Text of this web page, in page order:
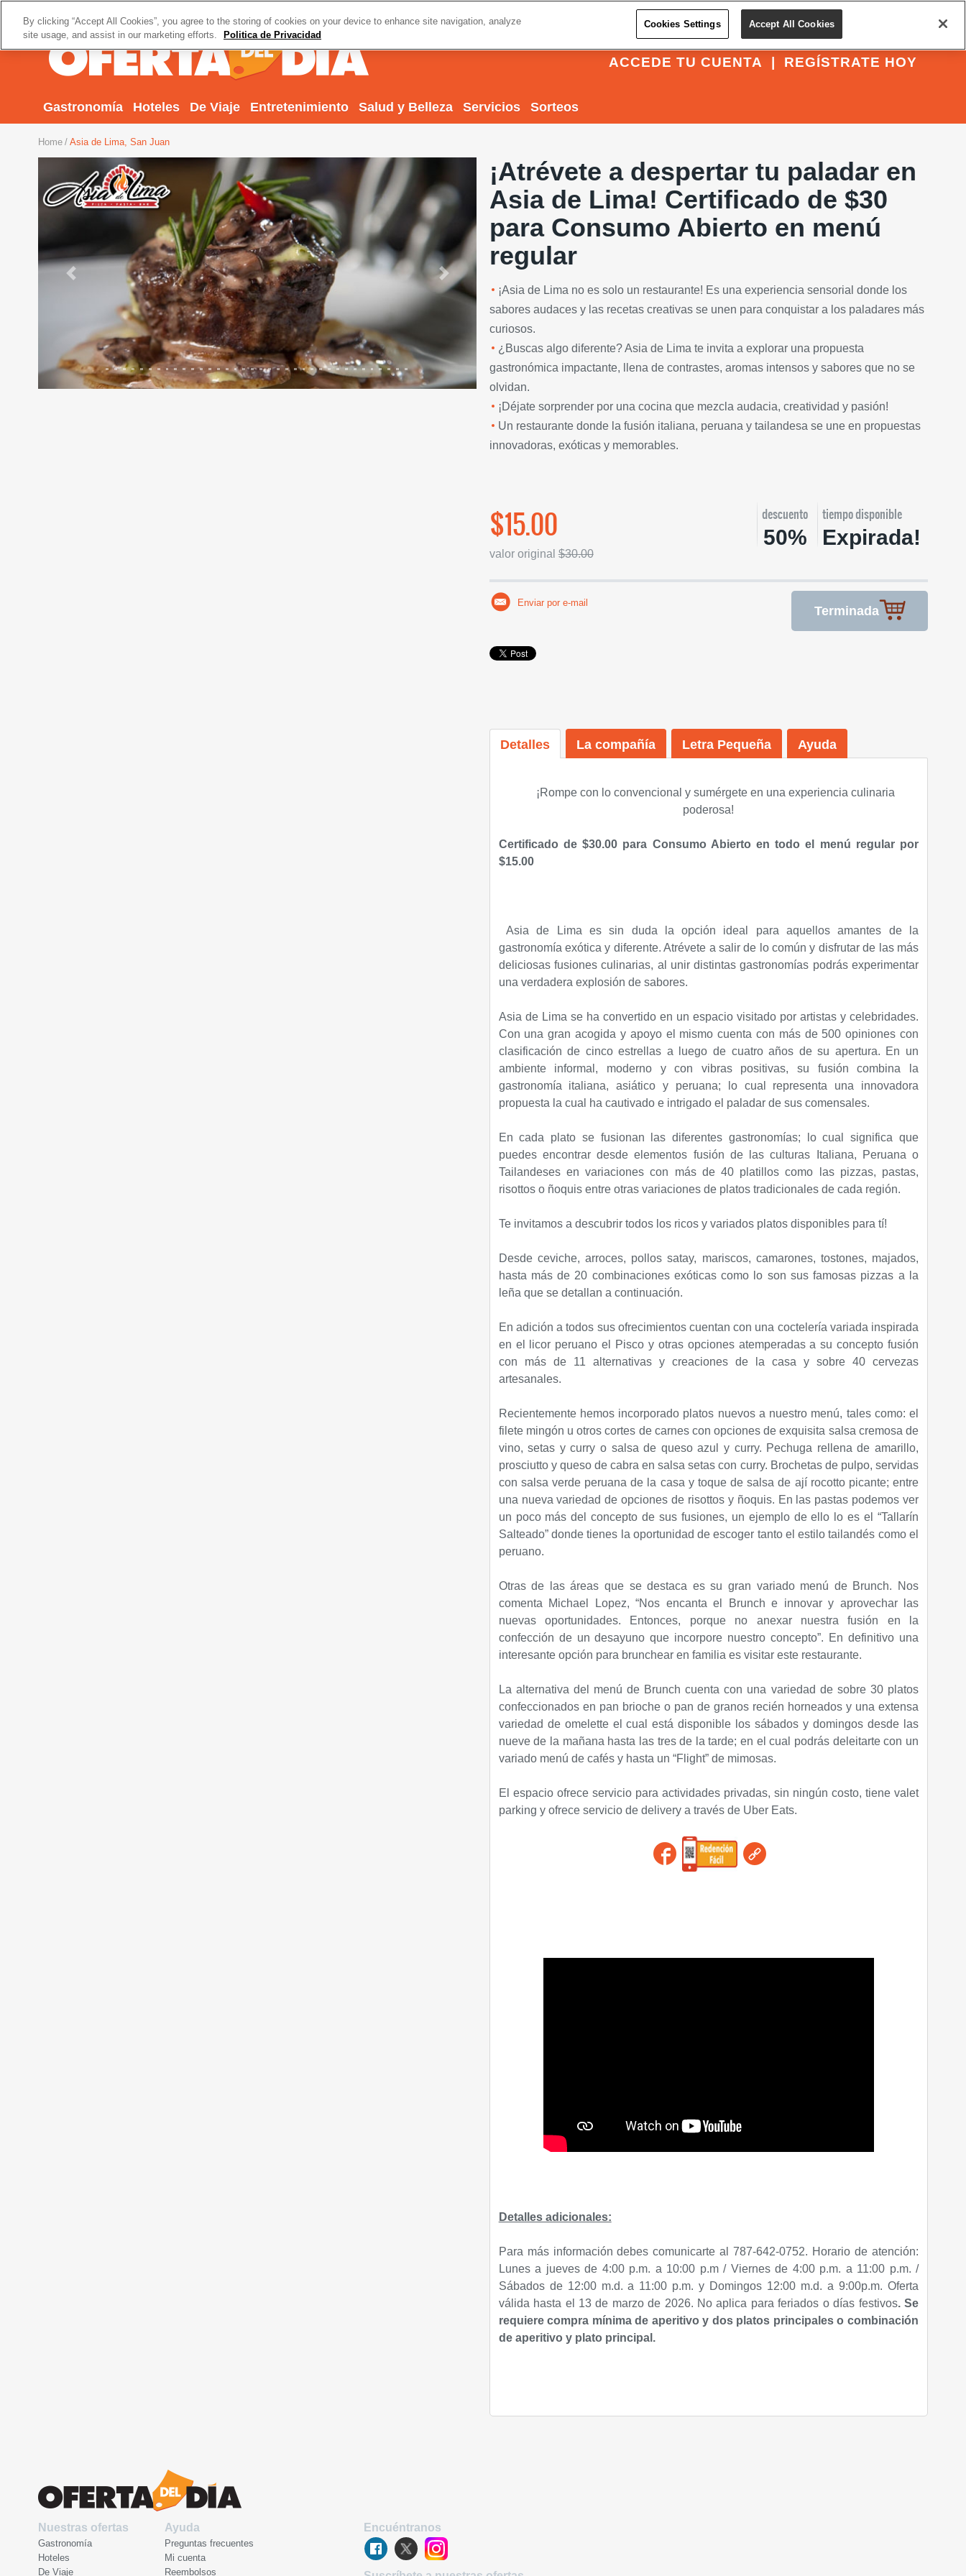
REGÍSTRATE HOY
ACCEDE TU CUENTA
Gastronomía Hoteles De Viaje Entretenimiento Salud y Belleza Servicios Sorteos
Home Asia de Lima, San Juan
Previous Next
¡Atrévete a despertar tu paladar en
Asia de Lima! Certificado de $30
para Consumo Abierto en menú
regular
¡Asia de Lima no es solo un restaurante! Es una experiencia sensorial donde los
sabores audaces y las recetas creativas se unen para conquistar a los paladares más
curiosos.
¿Buscas algo diferente? Asia de Lima te invita a explorar una propuesta
gastronómica impactante, llena de contrastes, aromas intensos y sabores que no se
olvidan.
¡Déjate sorprender por una cocina que mezcla audacia, creatividad y pasión!
Un restaurante donde la fusión italiana, peruana y tailandesa se une en propuestas
innovadoras, exóticas y memorables.
$15.00
valor original$30.00
descuento
50%
tiempo disponible
Expirada!
Terminada
Enviar por e-mail
Detalles La compañía Letra Pequeña Ayuda
¡Rompe con lo convencional y sumérgete en una experiencia culinaria
poderosa!
Certificado de $30.00 para Consumo Abierto en todo el menú regular por
$15.00
Asia de Lima es sin duda la opción ideal para aquellos amantes de la
gastronomía exótica y diferente. Atrévete a salir de lo común y disfrutar de las más
deliciosas fusiones culinarias, al unir distintas gastronomías podrás experimentar
una verdadera explosión de sabores.
Asia de Lima se ha convertido en un espacio visitado por artistas y celebridades.
Con una gran acogida y apoyo el mismo cuenta con más de 500 opiniones con
clasificación de cinco estrellas a luego de cuatro años de su apertura. En un
ambiente informal, moderno y con vibras positivas, su fusión combina la
gastronomía italiana, asiático y peruana; lo cual representa una innovadora
propuesta la cual ha cautivado e intrigado el paladar de sus comensales.
En cada plato se fusionan las diferentes gastronomías; lo cual significa que
puedes encontrar desde elementos fusión de las culturas Italiana, Peruana o
Tailandeses en variaciones con más de 40 platillos como las pizzas, pastas,
risottos o ñoquis entre otras variaciones de platos tradicionales de cada región.
Te invitamos a descubrir todos los ricos y variados platos disponibles para tí!
Desde ceviche, arroces, pollos satay, mariscos, camarones, tostones, majados,
hasta más de 20 combinaciones exóticas como lo son sus famosas pizzas a la
leña que se detallan a continuación.
En adición a todos sus ofrecimientos cuentan con una coctelería variada inspirada
en el licor peruano el Pisco y otras opciones atemperadas a su concepto fusión
con más de 11 alternativas y creaciones de la casa y sobre 40 cervezas
artesanales.
Recientemente hemos incorporado platos nuevos a nuestro menú, tales como: el
filete mingón u otros cortes de carnes con opciones de exquisita salsa cremosa de
vino, setas y curry o salsa de queso azul y curry. Pechuga rellena de amarillo,
prosciutto y queso de cabra en salsa setas con curry. Brochetas de pulpo, servidas
con salsa verde peruana de la casa y toque de salsa de ají rocotto picante; entre
una nueva variedad de opciones de risottos y ñoquis. En las pastas podemos ver
un poco más del concepto de sus fusiones, un ejemplo de ello lo es el “Tallarín
Salteado” donde tienes la oportunidad de escoger tanto el estilo tailandés como el
peruano.
Otras de las áreas que se destaca es su gran variado menú de Brunch. Nos
comenta Michael Lopez, “Nos encanta el Brunch e innovar y aprovechar las
nuevas oportunidades. Entonces, porque no anexar nuestra fusión en la
confección de un desayuno que incorpore nuestro concepto”. En definitivo una
interesante opción para brunchear en familia es visitar este restaurante.
La alternativa del menú de Brunch cuenta con una variedad de sobre 30 platos
confeccionados en pan brioche o pan de granos recién horneados y una extensa
variedad de omelette el cual está disponible los sábados y domingos desde las
nueve de la mañana hasta las tres de la tarde; en el cual podrás deleitarte con un
variado menú de cafés y hasta un “Flight” de mimosas.
El espacio ofrece servicio para actividades privadas, sin ningún costo, tiene valet
parking y ofrece servicio de delivery a través de Uber Eats.
Detalles adicionales:
Para más información debes comunicarte al 787-642-0752. Horario de atención:
Lunes a jueves de 4:00 p.m. a 10:00 p.m / Viernes de 4:00 p.m. a 11:00 p.m. /
Sábados de 12:00 m.d. a 11:00 p.m. y Domingos 12:00 m.d. a 9:00p.m. Oferta
válida hasta el 13 de marzo de 2026. No aplica para feriados o días festivos. Se
requiere compra mínima de aperitivo y dos platos principales o combinación
de aperitivo y plato principal.
Nuestras ofertas
Gastronomía
Hoteles
De Viaje
Ayuda
Preguntas frecuentes
Mi cuenta
Reembolsos
Encuéntranos
By clicking “Accept All Cookies”, you agree to the storing of cookies on your device to enhance site navigation, analyze
site usage, and assist in our marketing efforts.
Politica de Privacidad
Cookies Settings Accept All Cookies